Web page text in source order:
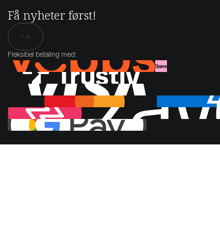
Få nyheter først!
Fleksibel betaling med: